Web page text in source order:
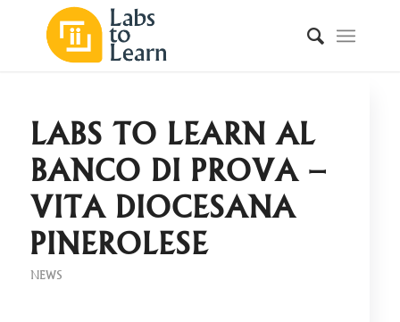
LABS TO LEARN AL
BANCO DI PROVA –
VITA DIOCESANA
PINEROLESE
NEWS